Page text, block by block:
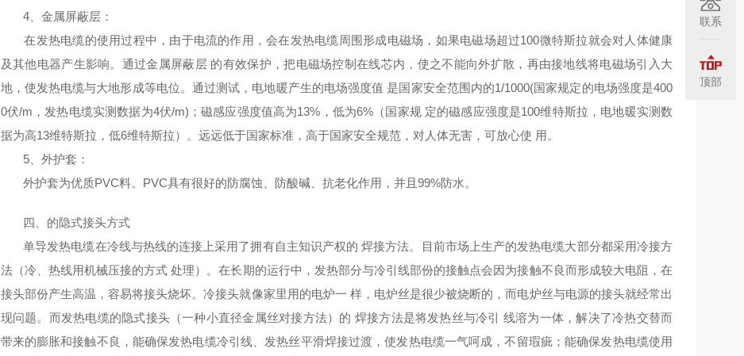
4、金属屏蔽层：
在发热电缆的使用过程中，由于电流的作用，会在发热电缆周围形成电磁场，如果电磁场超过100微特斯拉就会对人体健康
及其他电器产生影响。通过金属屏蔽层 的有效保护，把电磁场控制在线芯内，使之不能向外扩散，再由接地线将电磁场引入大
地，使发热电缆与大地形成等电位。通过测试，电地暖产生的电场强度值 是国家安全范围内的1/1000(国家规定的电场强度是400
0伏/m，发热电缆实测数据为4伏/m)；磁感应强度值高为13%，低为6%（国家规 定的磁感应强度是100维特斯拉，电地暖实测数
据为高13维特斯拉，低6维特斯拉）。远远低于国家标准，高于国家安全规范，对人体无害，可放心使 用。
5、外护套：
外护套为优质PVC料。PVC具有很好的防腐蚀、防酸碱、抗老化作用，并且99%防水。
四、的隐式接头方式
单导发热电缆在冷线与热线的连接上采用了拥有自主知识产权的 焊接方法。目前市场上生产的发热电缆大部分都采用冷接方
法（冷、热线用机械压接的方式 处理）。在长期的运行中，发热部分与冷引线部份的接触点会因为接触不良而形成较大电阻，在
接头部份产生高温，容易将接头烧坏。冷接头就像家里用的电炉一 样，电炉丝是很少被烧断的，而电炉丝与电源的接头就经常出
现问题。而发热电缆的隐式接头（一种小直径金属丝对接方法）的 焊接方法是将发热丝与冷引 线溶为一体，解决了冷热交替而
带来的膨胀和接触不良，能确保发热电缆冷引线、发热丝平滑焊接过渡，使发热电缆一气呵成，不留瑕疵；能确保发热电缆使用
联系
顶部